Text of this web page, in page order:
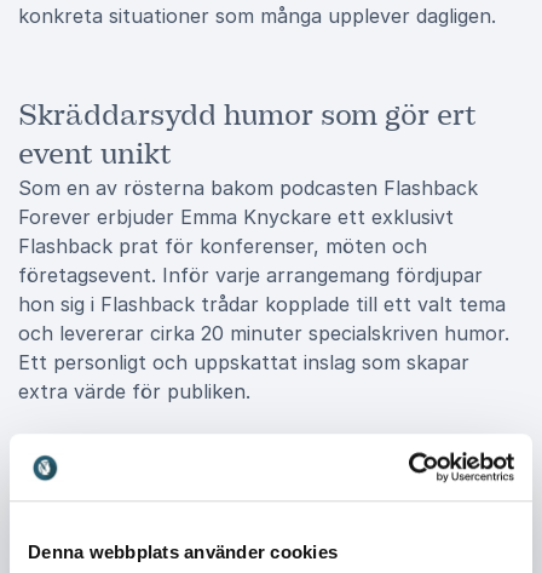
Denna webbplats använder cookies
konkreta situationer som många upplever dagligen.
Skräddarsydd humor som gör ert
event unikt
Som en av rösterna bakom podcasten Flashback
Forever erbjuder Emma Knyckare ett exklusivt
Flashback prat för konferenser, möten och
företagsevent. Inför varje arrangemang fördjupar
hon sig i Flashback trådar kopplade till ett valt tema
och levererar cirka 20 minuter specialskriven humor.
Ett personligt och uppskattat inslag som skapar
extra värde för publiken.
En stark duo för quiz, galor och
Tillsammans med Josefin Johansson är Emma